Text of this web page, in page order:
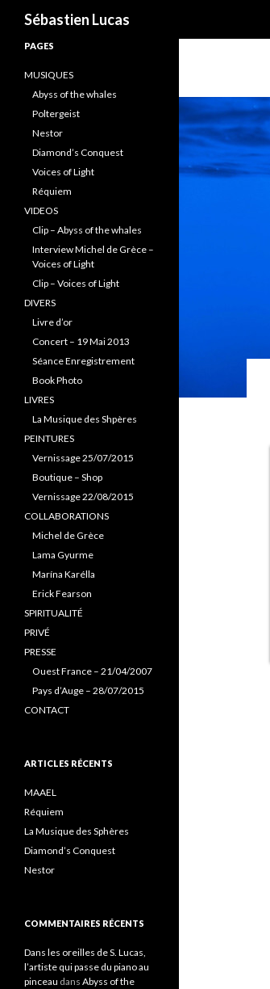
Sébastien Lucas
PAGES
MUSIQUES
Abyss of the whales
Poltergeist
Nestor
Diamond’s Conquest
Voices of Light
Réquiem
VIDEOS
Clip – Abyss of the whales
Interview Michel de Grèce –
Voices of Light
Clip – Voices of Light
DIVERS
Livre d’or
Concert – 19 Mai 2013
Séance Enregistrement
Book Photo
LIVRES
La Musique des Shpères
PEINTURES
Vernissage 25/07/2015
Boutique – Shop
Vernissage 22/08/2015
COLLABORATIONS
Michel de Grèce
Lama Gyurme
Marína Karélla
Erick Fearson
SPIRITUALITÉ
PRIVÉ
PRESSE
Ouest France – 21/04/2007
Pays d’Auge – 28/07/2015
CONTACT
ARTICLES RÉCENTS
MAAEL
Réquiem
La Musique des Sphères
Diamond’s Conquest
Nestor
COMMENTAIRES RÉCENTS
Dans les oreilles de S. Lucas,
l’artiste qui passe du piano au
pinceau dans Abyss of the